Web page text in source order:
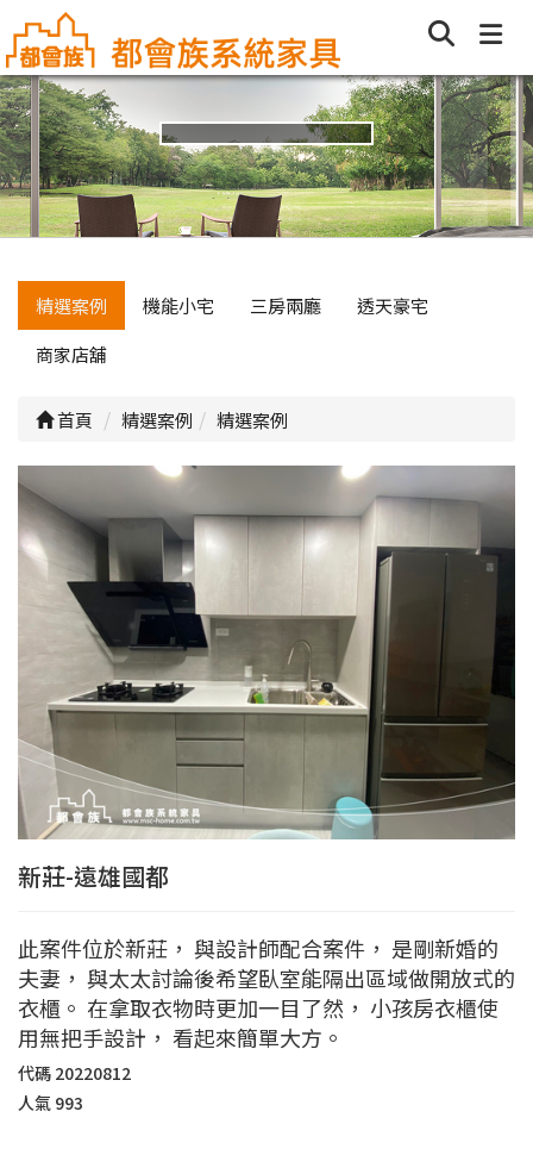
精選案例 機能小宅 三房兩廳
透天豪宅
商家店舖
首頁 精選案例 精選案例
新莊-遠雄國都
此案件位於新莊， 與設計師配合案件， 是剛新婚的
夫妻， 與太太討論後希望臥室能隔出區域做開放式的
衣櫃。 在拿取衣物時更加一目了然， 小孩房衣櫃使
用無把手設計， 看起來簡單大方。
代碼 20220812
人氣 993